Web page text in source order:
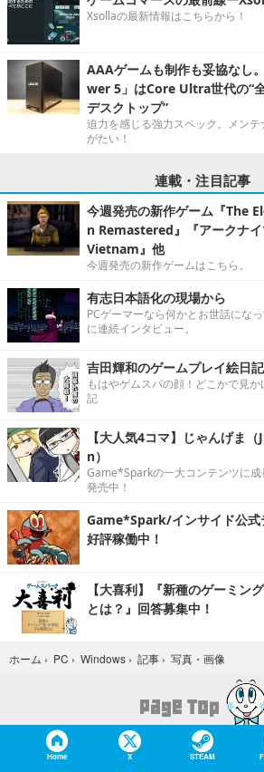
Xsollaの最新情報はこちらから！
AAAゲームも制作も妥協なし
wer 5」はCore Ultra世代の“
デスクトップ”
迫力を感じる強力スペック。メン
がたい！
連載・注目記事
今週発売の新作ゲーム『The
n Remastered』『アークナ
Vietnam』他
今週発売の新作ゲームはこちら。
有志日本語化の現場から
PCゲーマーなら何かとお世話にな
に連続インタビュー。
吉田輝和のゲームプレイ絵日記
もはやゲムスパの顔！どこかで見
記
【大人気4コマ】じゃんげま
n）
Game*Sparkの一大コンテンツに
発売中！
Game*Spark/インサイド公式
好評稼働中！
【大喜利】『新種のゲーミン
とは？』回答募集中！
ホーム › PC › Windows › 記事 › 写真・画像
Home X STEAM